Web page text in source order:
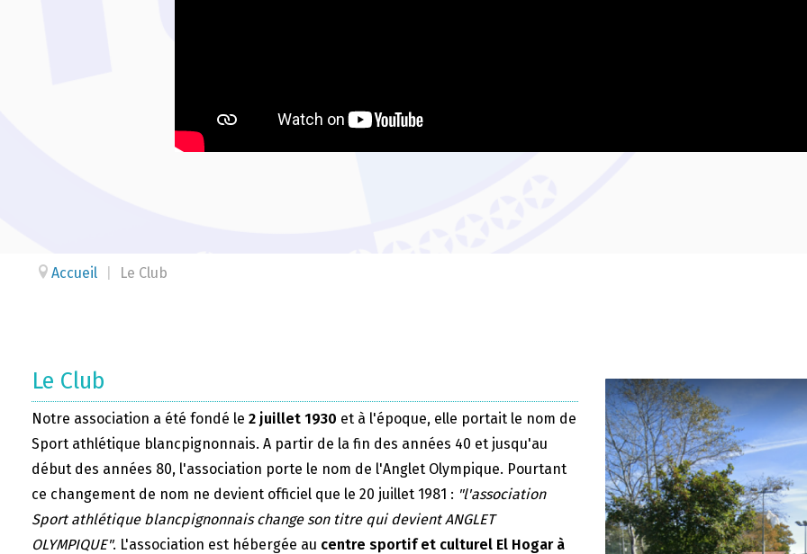
Accueil Le Club
Le Club
Notre association a été fondé le 2 juillet 1930 et à l'époque, elle portait le nom de
Sport athlétique blancpignonnais. A partir de la fin des années 40 et jusqu'au
début des années 80, l'association porte le nom de l'Anglet Olympique. Pourtant
ce changement de nom ne devient officiel que le 20 juillet 1981 : "l'association
Sport athlétique blancpignonnais change son titre qui devient ANGLET
OLYMPIQUE". L'association est hébergée au centre sportif et culturel El Hogar à